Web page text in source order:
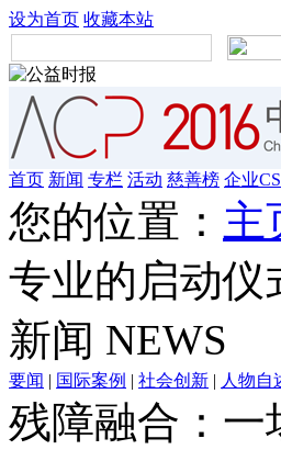
设为首页 收藏本站
首页 新闻 专栏 活动 慈善榜 企业
您的位置： 主
专业的启动仪
新闻 NEWS
要闻 | 国际案例 | 社会创新 | 人物自
残障融合：一